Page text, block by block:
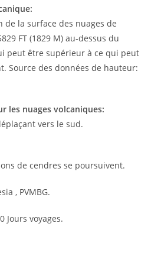
de la surface des nuages de
FT (1829 M) au-dessus du
peut être supérieur à ce qui peut
Source des données de hauteur:
les nuages volcaniques:
vers le sud.
de cendres se poursuivent.
, PVMBG.
Jours voyages.